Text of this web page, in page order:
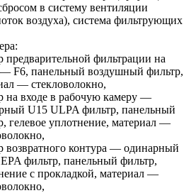
в систему вентиляции
воздуха), система фильтрующих
предварительной фильтрации на
F6, панельный воздушный фильтр,
— стекловолокно,
на входе в рабочую камеру —
U15 ULPA фильтр, панельный
гелевое уплотнение, материал —
возвратного контура — одинарный
фильтр, панельный фильтр,
с прокладкой, материал —